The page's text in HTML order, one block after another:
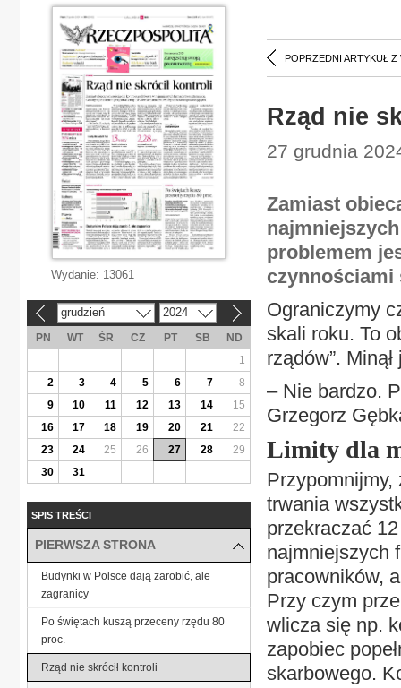
POPRZEDNI ARTYKUŁ Z
Rząd nie
27 grudnia
Zamiast
problemem
czynnościami
Ograniczymy
skali roku. To
rządów”.
– Nie bardzo.
Grzegorz
Limity dla
trwania
przekraczać
najmniejszych
pracowników,
Przy czym
wlicza się np.
zapobiec
skarbowego.
Wydanie: 13061
grudzień 2024
PN WT ŚR CZ PT SB
ND
1
2
3 4 5 6 7
8
9
10 11 12 13 14
15
16
17 18 19 20 21
22
23
24 25 26 27 28
29
30
31
SPIS TREŚCI
PIERWSZA STRONA
Budynki w Polsce dają zarobić, ale
zagranicy
Po świętach kuszą przeceny rzędu 80
proc.
Rząd nie skrócił kontroli